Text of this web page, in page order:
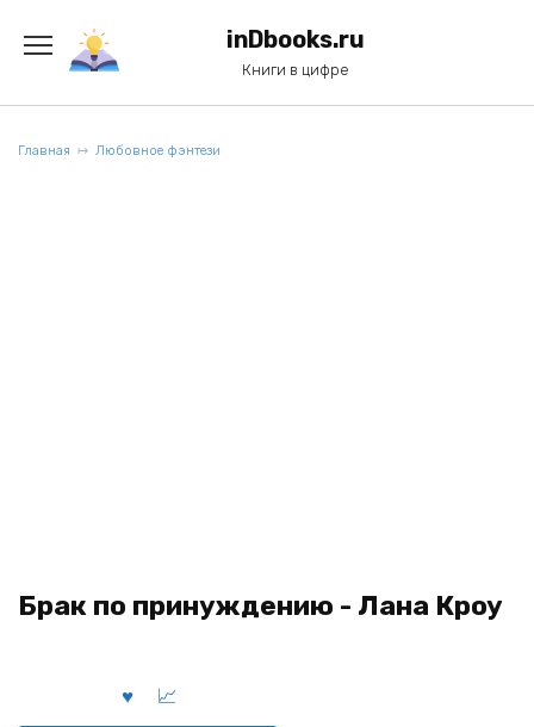
содержанию
inDbooks.ru
Книги в цифре
Главная Любовное фэнтези
Брак по принуждению - Лана Кроу